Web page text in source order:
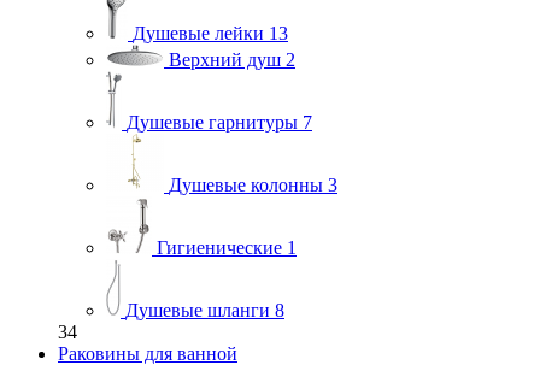
Душевые лейки 13
Верхний душ 2
Душевые гарнитуры 7
Душевые колонны 3
Гигиенические 1
Душевые шланги 8
34
Раковины для ванной